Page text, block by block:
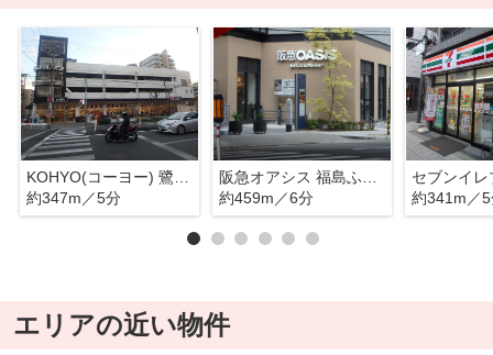
約347m／5分
約459m／6分
約341m／
エリアの近い物件